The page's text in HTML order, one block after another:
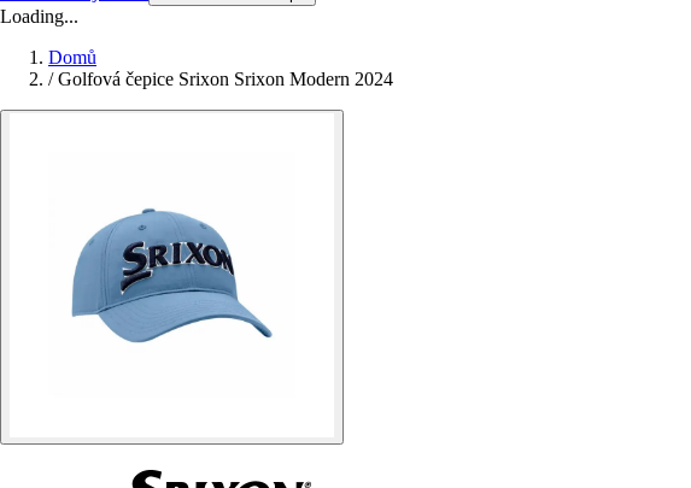
Loading...
Domů
/ Golfová čepice Srixon Srixon Modern 2024